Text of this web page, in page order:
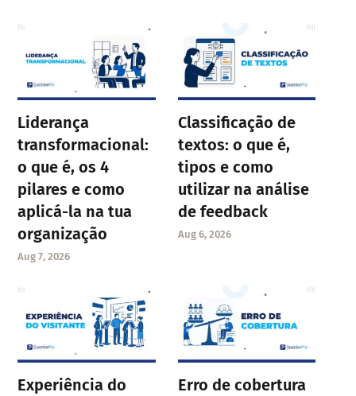
Liderança
transformacional:
o que é, os 4
pilares e como
aplicá-la na tua
organização
Aug 7, 2026
Classificação de
textos: o que é,
tipos e como
utilizar na análise
de feedback
Aug 6, 2026
Experiência do
Erro de cobertura